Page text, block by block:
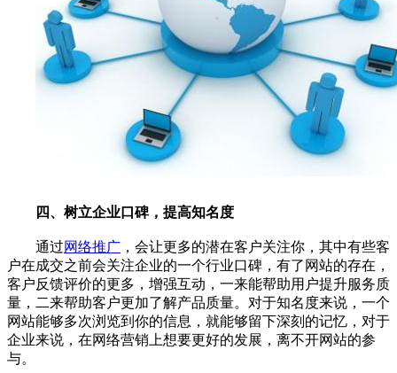
四、树立企业口碑，提高知名度
通过网络推广 ，会让更多的潜在客户关注你，其中有些客
户在成交之前会关注企业的一个行业口碑，有了网站的存在，
客户反馈评价的更多，增强互动，一来能帮助用户提升服务质
量，二来帮助客户更加了解产品质量。对于知名度来说，一个
网站能够多次浏览到你的信息，就能够留下深刻的记忆，对于
企业来说，在网络营销上想要更好的发展，离不开网站的参
与。